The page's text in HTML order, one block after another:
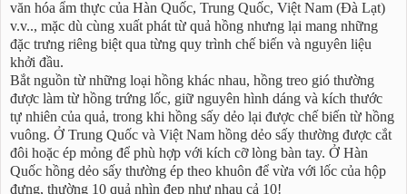
văn hóa ẩm thực của Hàn Quốc, Trung Quốc, Việt Nam (Đà Lạt)
v.v.., mặc dù cùng xuất phát từ quả hồng nhưng lại mang những
đặc trưng riêng biệt qua từng quy trình chế biến và nguyên liệu
khởi đầu.
Bắt nguồn từ những loại hồng khác nhau, hồng treo gió thường
được làm từ hồng trứng lốc, giữ nguyên hình dáng và kích thước
tự nhiên của quả, trong khi hồng sấy dẻo lại được chế biến từ hồng
vuông. Ở Trung Quốc và Việt Nam hồng dẻo sấy thường được cắt
đôi hoặc ép mỏng để phù hợp với kích cỡ lòng bàn tay. Ở Hàn
Quốc hồng dẻo sấy thường ép theo khuôn để vừa với lốc của hộp
đựng, thường 10 quả nhìn đẹp như nhau cả 10!